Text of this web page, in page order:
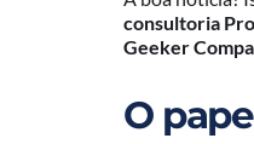
consultoria
Geeker
O